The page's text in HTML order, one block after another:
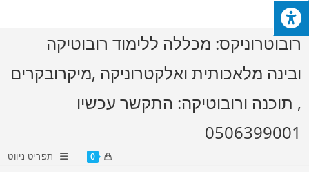
Skip
to
content
רובוטרוניקס: מכללה ללימוד רובוטיקה
ובינה מלאכותית ואלקטרוניקה ,מיקרובקרים
, תוכנה ורובוטיקה: התקשר עכשיו
0506399001
0 תפריט ניווט